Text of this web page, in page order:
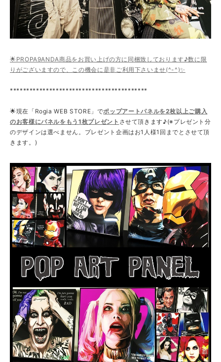
🌟PROPA9ANDA商品をお買い上げの方に同梱致しております♪数に限
りがございますので、この機会に是非ご利用下さいませ(^-^)✨
******************************************
🌟現在「Rogia WEB STORE」でポップアートパネルを2枚以上ご購入
のお客様にパネルをもう1枚プレゼント させて頂きます♪(※プレゼント分
のデザインは選べません。プレゼント企画はお1人様1回までとさせて頂
きます。)